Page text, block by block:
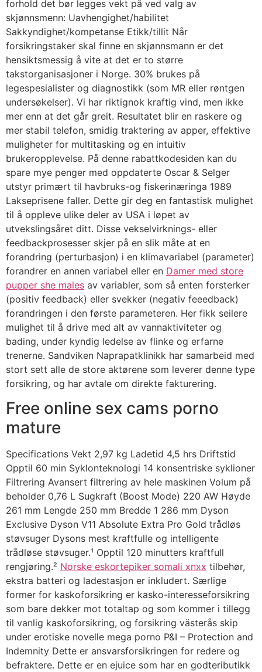
forhold det bør legges vekt på ved valg av
skjønnsmenn: Uavhengighet/habilitet
Sakkyndighet/kompetanse Etikk/tillit Når
forsikringstaker skal finne en skjønnsmann er det
hensiktsmessig å vite at det er to større
takstorganisasjoner i Norge. 30% brukes på
legespesialister og diagnostikk (som MR eller røntgen
undersøkelser). Vi har riktignok kraftig vind, men ikke
mer enn at det går greit. Resultatet blir en raskere og
mer stabil telefon, smidig traktering av apper, effektive
muligheter for multitasking og en intuitiv
brukeropplevelse. På denne rabattkodesiden kan du
spare mye penger med oppdaterte Oscar & Selger
utstyr primært til havbruks-og fiskerinæringa 1989
Lakseprisene faller. Dette gir deg en fantastisk mulighet
til å oppleve ulike deler av USA i løpet av
utvekslingsåret ditt. Disse vekselvirknings- eller
feedbackprosesser skjer på en slik måte at en
forandring (perturbasjon) i en klimavariabel (parameter)
forandrer en annen variabel eller en Damer med store
pupper she males av variabler, som så enten forsterker
(positiv feedback) eller svekker (negativ feeedback)
forandringen i den første parameteren. Her fikk seilere
mulighet til å drive med alt av vannaktiviteter og
bading, under kyndig ledelse av flinke og erfarne
trenerne. Sandviken Naprapatklinikk har samarbeid med
stort sett alle de store aktørene som leverer denne type
forsikring, og har avtale om direkte fakturering.
Free online sex cams porno
mature
Specifications Vekt 2,97 kg Ladetid 4,5 hrs Driftstid
Opptil 60 min Syklonteknologi 14 konsentriske syklioner
Filtrering Avansert filtrering av hele maskinen Volum på
beholder 0,76 L Sugkraft (Boost Mode) 220 AW Høyde
261 mm Lengde 250 mm Bredde 1 286 mm Dyson
Exclusive Dyson V11 Absolute Extra Pro Gold trådløs
støvsuger Dysons mest kraftfulle og intelligente
trådløse støvsuger.¹ Opptil 120 minutters kraftfull
rengjøring.² Norske eskortepiker somali xnxx tilbehør,
ekstra batteri og ladestasjon er inkludert. Særlige
former for kaskoforsikring er kasko-interesseforsikring
som bare dekker mot totaltap og som kommer i tillegg
til vanlig kaskoforsikring, og forsikring västerås skip
under erotiske novelle mega porno P&I – Protection and
Indemnity Dette er ansvarsforsikringen for redere og
befraktere. Dette er en ejuice som har en godteributikk